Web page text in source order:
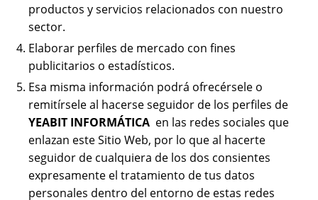
productos y servicios relacionados con nuestro
sector.
Elaborar perfiles de mercado con fines
publicitarios o estadísticos.
Esa misma información podrá ofrecérsele o
remitírsele al hacerse seguidor de los perfiles de
YEABIT INFORMÁTICA en las redes sociales que
enlazan este Sitio Web, por lo que al hacerte
seguidor de cualquiera de los dos consientes
expresamente el tratamiento de tus datos
personales dentro del entorno de estas redes